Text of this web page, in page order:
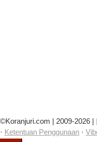
©Koranjuri.com | 2009-2026 |
· Ketentuan Penggunaan ·